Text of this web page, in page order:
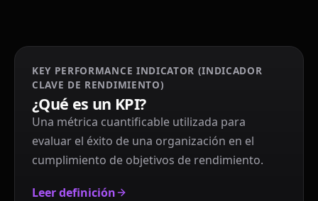
KEY PERFORMANCE INDICATOR (INDICADOR
CLAVE DE RENDIMIENTO)
¿Qué es un KPI?
Una métrica cuantificable utilizada para
evaluar el éxito de una organización en el
cumplimiento de objetivos de rendimiento.
Leer definición